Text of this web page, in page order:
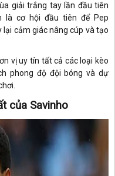
giải trắng tay lần đầu tiên
là cơ hội đầu tiên để Pep
lại cảm giác nâng cúp và tạo
vị uy tín tất cả các loại kèo
phong độ đội bóng và dự
của Savinho